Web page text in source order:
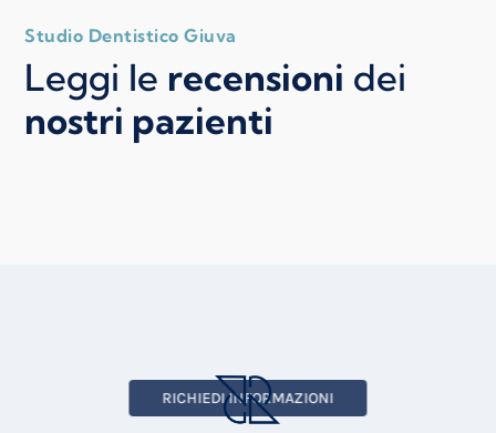
Studio Dentistico Giuva
Leggi le recensioni dei
nostri pazienti
RICHIEDI INFORMAZIONI